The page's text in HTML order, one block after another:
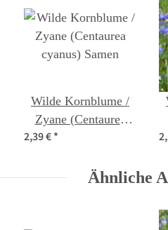
Wilde Kornblume /
Zyane (Centaurea
cyanus) Samen
2,39 €*
Ähnliche